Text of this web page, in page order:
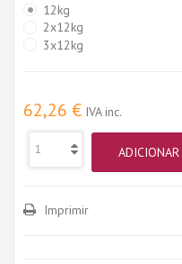
12kg
2x12kg
3x12kg
62,26 € IVA inc.
Imprimir